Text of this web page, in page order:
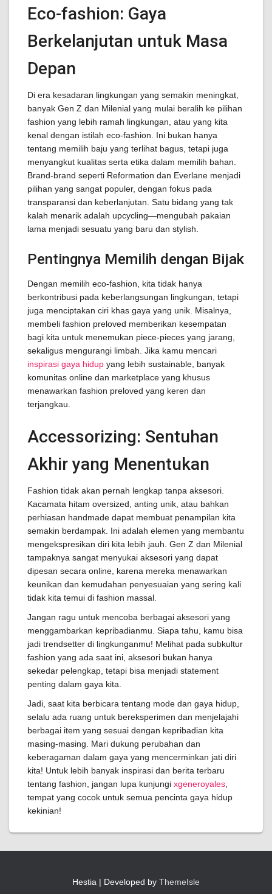
Eco-fashion: Gaya
Berkelanjutan untuk Masa
Depan
Di era kesadaran lingkungan yang semakin meningkat,
banyak Gen Z dan Milenial yang mulai beralih ke pilihan
fashion yang lebih ramah lingkungan, atau yang kita
kenal dengan istilah eco-fashion. Ini bukan hanya
tentang memilih baju yang terlihat bagus, tetapi juga
menyangkut kualitas serta etika dalam memilih bahan.
Brand-brand seperti Reformation dan Everlane menjadi
pilihan yang sangat populer, dengan fokus pada
transparansi dan keberlanjutan. Satu bidang yang tak
kalah menarik adalah upcycling—mengubah pakaian
lama menjadi sesuatu yang baru dan stylish.
Pentingnya Memilih dengan Bijak
Dengan memilih eco-fashion, kita tidak hanya
berkontribusi pada keberlangsungan lingkungan, tetapi
juga menciptakan ciri khas gaya yang unik. Misalnya,
membeli fashion preloved memberikan kesempatan
bagi kita untuk menemukan piece-pieces yang jarang,
sekaligus mengurangi limbah. Jika kamu mencari
inspirasi gaya hidup yang lebih sustainable, banyak
komunitas online dan marketplace yang khusus
menawarkan fashion preloved yang keren dan
terjangkau.
Accessorizing: Sentuhan
Akhir yang Menentukan
Fashion tidak akan pernah lengkap tanpa aksesori.
Kacamata hitam oversized, anting unik, atau bahkan
perhiasan handmade dapat membuat penampilan kita
semakin berdampak. Ini adalah elemen yang membantu
mengekspresikan diri kita lebih jauh. Gen Z dan Milenial
tampaknya sangat menyukai aksesori yang dapat
dipesan secara online, karena mereka menawarkan
keunikan dan kemudahan penyesuaian yang sering kali
tidak kita temui di fashion massal.
Jangan ragu untuk mencoba berbagai aksesori yang
menggambarkan kepribadianmu. Siapa tahu, kamu bisa
jadi trendsetter di lingkunganmu! Melihat pada subkultur
fashion yang ada saat ini, aksesori bukan hanya
sekedar pelengkap, tetapi bisa menjadi statement
penting dalam gaya kita.
Jadi, saat kita berbicara tentang mode dan gaya hidup,
selalu ada ruang untuk bereksperimen dan menjelajahi
berbagai item yang sesuai dengan kepribadian kita
masing-masing. Mari dukung perubahan dan
keberagaman dalam gaya yang mencerminkan jati diri
kita! Untuk lebih banyak inspirasi dan berita terbaru
tentang fashion, jangan lupa kunjungi xgeneroyales
tempat yang cocok untuk semua pencinta gaya hidup
kekinian!
Hestia | Developed by ThemeIsle